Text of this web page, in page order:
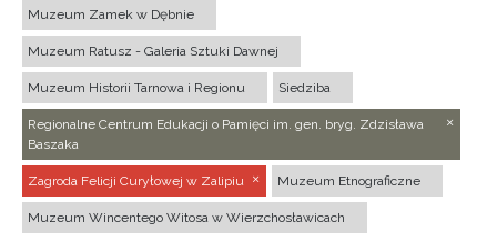
Muzeum Zamek w Dębnie
Muzeum Ratusz - Galeria Sztuki Dawnej
Muzeum Historii Tarnowa i Regionu Siedziba
Regionalne Centrum Edukacji o Pamięci im. gen. bryg. Zdzisława
Baszaka
Zagroda Felicji Curyłowej w Zalipiu Muzeum Etnograficzne
Muzeum Wincentego Witosa w Wierzchosławicach